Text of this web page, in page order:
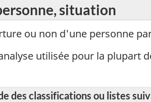
situation
ou non d'une personne
utilisée pour la plupart
des classifications ou listes